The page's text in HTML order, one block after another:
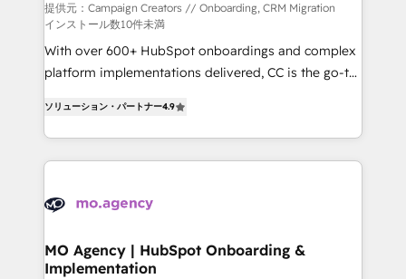
route to your revenue goals. We have successfully
supported over 500 organisations with HubSpot
implementation, optimisation, training, and
adoption assurance. Our tried and tested Roadmap
new to HubSpot or seeking to turn around a poor
install, our team have the change management
提供元：Campaign Creators // Onboarding, CRM Migration
インストール数10件未満
With over 600+ HubSpot onboardings and complex
platform implementations delivered, CC is the go-to
migrate, replatform, and scale smarter. We specialize
in high-impact CRM and CMS migrations and
onboarding from platforms like Salesforce, NetSuite,
WordPress and legacy CRMs, turning fragmented
architectures that accelerate revenue operations and
performance. - Multi-object CRM migration, cleanup,
ソリューション・パートナー4.9
MO Agency | HubSpot Onboarding &
Implementation